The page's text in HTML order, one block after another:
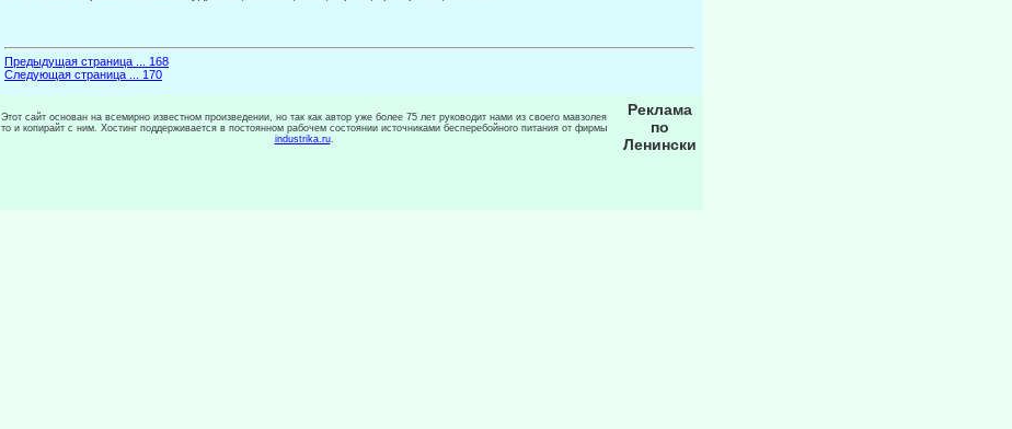
Предыдущая страница ... 168
Следующая страница ... 170
Этот сайт основан на всемирно известном произведении, но так как автор уже более 75 лет руководит нами из своего мавзолея
то и копирайт с ним. Хостинг поддерживается в постоянном рабочем состоянии источниками бесперебойного питания от фирмы
industrika.ru.
Реклама
по
Ленински